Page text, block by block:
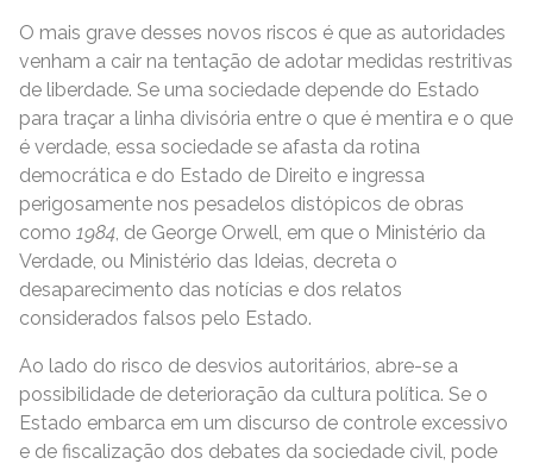
O mais grave desses novos riscos é que as autoridades
venham a cair na tentação de adotar medidas restritivas
de liberdade. Se uma sociedade depende do Estado
para traçar a linha divisória entre o que é mentira e o que
é verdade, essa sociedade se afasta da rotina
democrática e do Estado de Direito e ingressa
perigosamente nos pesadelos distópicos de obras
como 1984, de George Orwell, em que o Ministério da
Verdade, ou Ministério das Ideias, decreta o
desaparecimento das notícias e dos relatos
considerados falsos pelo Estado.
Ao lado do risco de desvios autoritários, abre-se a
possibilidade de deterioração da cultura política. Se o
Estado embarca em um discurso de controle excessivo
e de fiscalização dos debates da sociedade civil, pode